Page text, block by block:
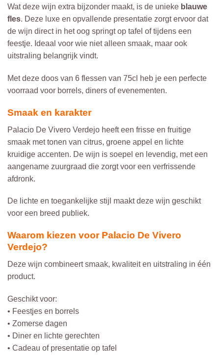
Wat deze wijn extra bijzonder maakt, is de unieke blauwe
fles. Deze luxe en opvallende presentatie zorgt ervoor dat
de wijn direct in het oog springt op tafel of tijdens een
feestje. Ideaal voor wie niet alleen smaak, maar ook
uitstraling belangrijk vindt.
Met deze doos van 6 flessen van 75cl heb je een perfecte
voorraad voor borrels, diners of evenementen.
Smaak en karakter
Palacio De Vivero Verdejo heeft een frisse en fruitige
smaak met tonen van citrus, groene appel en lichte
kruidige accenten. De wijn is soepel en levendig, met een
aangename zuurgraad die zorgt voor een verfrissende
afdronk.
De lichte en toegankelijke stijl maakt deze wijn geschikt
voor een breed publiek.
Waarom kiezen voor Palacio De Vivero
Verdejo?
Deze wijn combineert smaak, kwaliteit en uitstraling in één
product.
Geschikt voor:
• Feestjes en borrels
• Zomerse dagen
• Diner en lichte gerechten
• Cadeau of presentatie op tafel